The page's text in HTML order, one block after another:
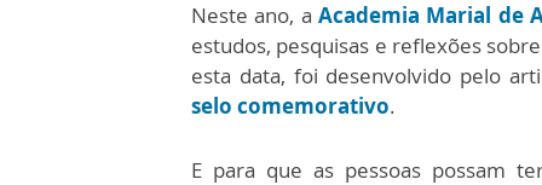
Neste ano, a Academia Marial de
estudos, pesquisas e reflexões
esta data, foi desenvolvido pelo
selo comemorativo.
E para que as pessoas possam